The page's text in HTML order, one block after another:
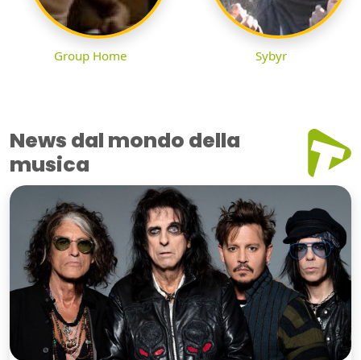
Group Home Sybyr
News dal mondo della
musica